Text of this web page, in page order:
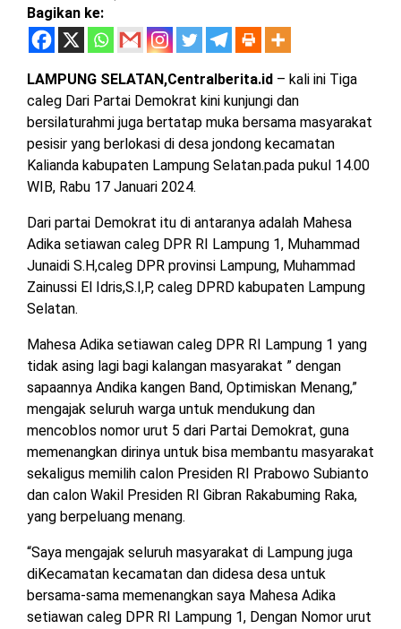
MESUJI
BARAT
TULANG
BAWANG
TULANG
BARAT
WAYKANAN
DPRD
LAMTIM
DPRD
LAMPUNG
UTARA
DPRD
MESUJI
DPRD
PESISIR
BARAT
TULANG
BAWANG
DPRD
TULANG
BAWANG
BARAT
DPRD
WAYKANAN
INFO
PERIKLANAN
KEBIJAKAN
PRIVASI
SOSIAL
MEDIA
PEDOMAN
MEDIA
REDAKSI
TENTANG
KAMI
Bagikan ke:
LAMPUNG SELATAN,Centralberita.id – kali ini Tiga
caleg Dari Partai Demokrat kini kunjungi dan
bersilaturahmi juga bertatap muka bersama masyarakat
pesisir yang berlokasi di desa jondong kecamatan
Kalianda kabupaten Lampung Selatan.pada pukul 14.00
WIB, Rabu 17 Januari 2024.
Dari partai Demokrat itu di antaranya adalah Mahesa
Adika setiawan caleg DPR RI Lampung 1, Muhammad
Junaidi S.H,caleg DPR provinsi Lampung, Muhammad
Zainussi El Idris,S.I,P, caleg DPRD kabupaten Lampung
Selatan.
Mahesa Adika setiawan caleg DPR RI Lampung 1 yang
tidak asing lagi bagi kalangan masyarakat ” dengan
sapaannya Andika kangen Band, Optimiskan Menang,”
mengajak seluruh warga untuk mendukung dan
mencoblos nomor urut 5 dari Partai Demokrat, guna
memenangkan dirinya untuk bisa membantu masyarakat
sekaligus memilih calon Presiden RI Prabowo Subianto
dan calon Wakil Presiden RI Gibran Rakabuming Raka,
yang berpeluang menang.
“Saya mengajak seluruh masyarakat di Lampung juga
diKecamatan kecamatan dan didesa desa untuk
bersama-sama memenangkan saya Mahesa Adika
setiawan caleg DPR RI Lampung 1, Dengan Nomor urut